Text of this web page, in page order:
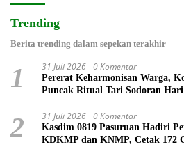
Trending
Berita trending dalam sepekan terakhir
1 31 Juli 2026 0 Komentar
Pererat Keharmonisan Warga,
Puncak Ritual Tari Sodoran
2 31 Juli 2026 0 Komentar
Kasdim 0819 Pasuruan Hadiri
KDKMP dan KNMP, Cetak 172